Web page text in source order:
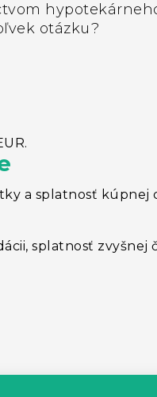
otázku?
a splatnosť kúpnej
splatnosť zvyšnej